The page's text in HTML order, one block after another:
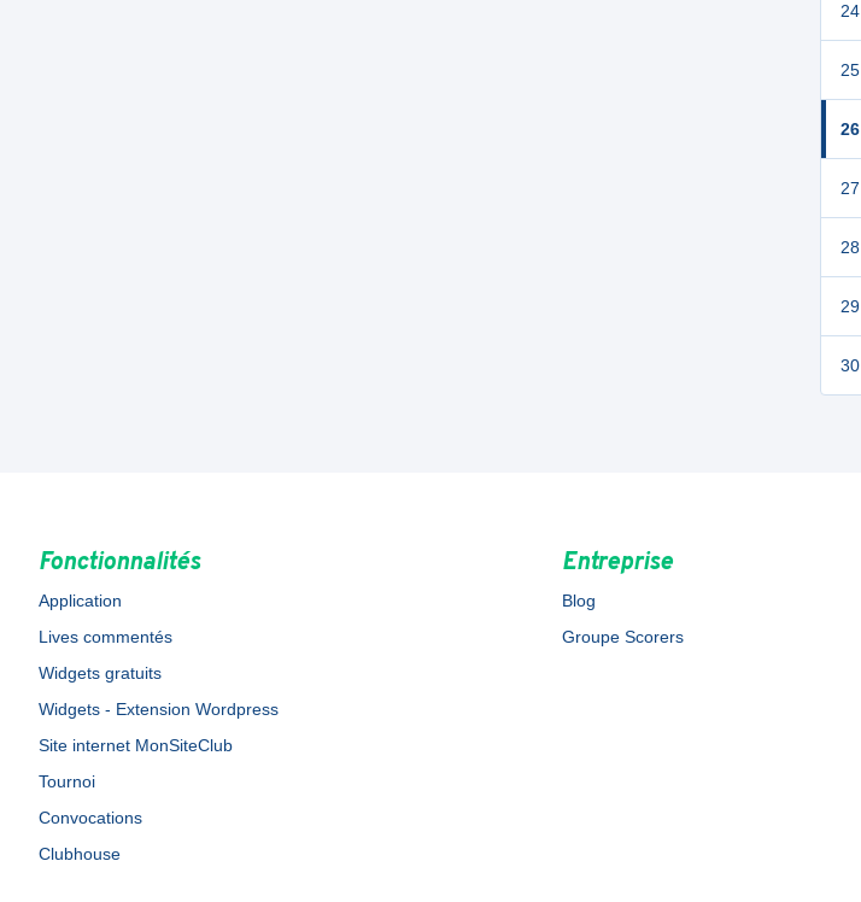
24
25
26
27
28
29
30
Fonctionnalités
Application
Lives commentés
Widgets gratuits
Widgets - Extension Wordpress
Site internet MonSiteClub
Tournoi
Convocations
Clubhouse
Entreprise
Blog
Groupe Scorers